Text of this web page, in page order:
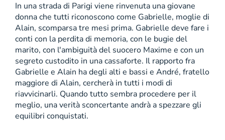
In una strada di Parigi viene rinvenuta una giovane
donna che tutti riconoscono come Gabrielle, moglie di
Alain, scomparsa tre mesi prima. Gabrielle deve fare i
conti con la perdita di memoria, con le bugie del
marito, con l'ambiguità del suocero Maxime e con un
segreto custodito in una cassaforte. Il rapporto fra
Gabrielle e Alain ha degli alti e bassi e André, fratello
maggiore di Alain, cercherà in tutti i modi di
riavvicinarli. Quando tutto sembra procedere per il
meglio, una verità sconcertante andrà a spezzare gli
equilibri conquistati.